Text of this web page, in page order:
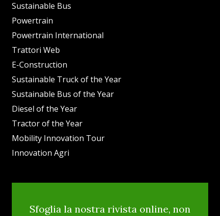
Sustainable Bus
Powertrain
Powertrain International
Trattori Web
E-Construction
Sustainable Truck of the Year
Sustainable Bus of the Year
Diesel of the Year
Tractor of the Year
Mobility Innovation Tour
Innovation Agri
Sfoglia la nostra rivista online, non